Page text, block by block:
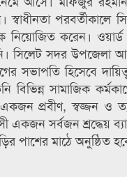
পরবর্তীকালে
নিয়োজিত করেন।
সিলেট সদর উপজেলা
হিসেবে
সামাজিক
প্রবীণ, স্বজ্জন ও
সর্বজন শ্রদ্ধেয়
পাশের মাঠে অনুষ্ঠিত